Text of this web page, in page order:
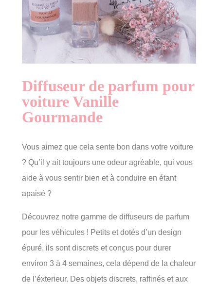
Diffuseur de parfum pour
voiture Vanille
Gourmande
Vous aimez que cela sente bon dans votre voiture
? Qu’il y ait toujours une odeur agréable, qui vous
aide à vous sentir bien et à conduire en étant
apaisé ?
Découvrez notre gamme de diffuseurs de parfum
pour les véhicules ! Petits et dotés d’un design
épuré, ils sont discrets et conçus pour durer
environ 3 à 4 semaines, cela dépend de la chaleur
de l’éxterieur. Des objets discrets, raffinés et aux